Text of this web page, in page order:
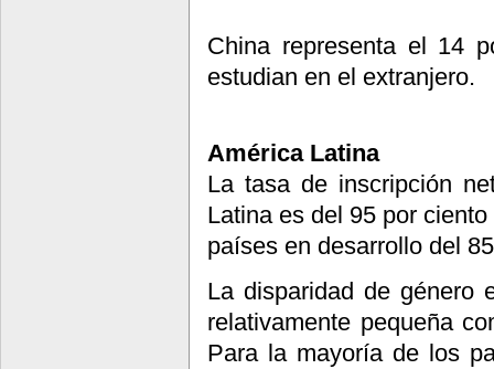
China representa el 14
estudian en el extranjero.
América Latina
La tasa de inscripción
Latina es del 95 por
países en desarrollo del
La disparidad de género
relativamente pequeña
Para la mayoría de los